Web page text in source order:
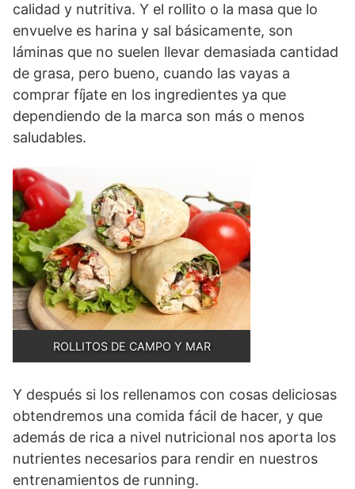
calidad y nutritiva. Y el rollito o la masa que lo
envuelve es harina y sal básicamente, son
láminas que no suelen llevar demasiada cantidad
de grasa, pero bueno, cuando las vayas a
comprar fíjate en los ingredientes ya que
dependiendo de la marca son más o menos
saludables.
ROLLITOS DE CAMPO Y MAR
Y después si los rellenamos con cosas deliciosas
obtendremos una comida fácil de hacer, y que
además de rica a nivel nutricional nos aporta los
nutrientes necesarios para rendir en nuestros
entrenamientos de running.